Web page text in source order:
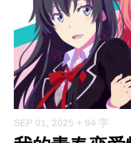
SEP 01, 2025 + 94 字